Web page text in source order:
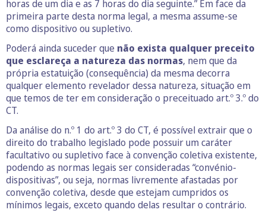
horas de um dia e as 7 horas do dia seguinte.” Em face da
primeira parte desta norma legal, a mesma assume-se
como dispositivo ou supletivo.
Poderá ainda suceder que não exista qualquer preceito
que esclareça a natureza das normas, nem que da
própria estatuição (consequência) da mesma decorra
qualquer elemento revelador dessa natureza, situação em
que temos de ter em consideração o preceituado art.º 3.º do
CT.
Da análise do n.º 1 do art.º 3 do CT, é possível extrair que o
direito do trabalho legislado pode possuir um caráter
facultativo ou supletivo face à convenção coletiva existente,
podendo as normas legais ser consideradas “convénio-
dispositivas”, ou seja, normas livremente afastadas por
convenção coletiva, desde que estejam cumpridos os
mínimos legais, exceto quando delas resultar o contrário.